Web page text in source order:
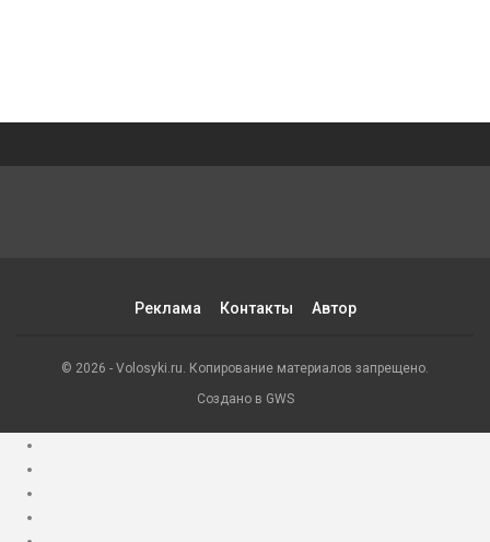
Реклама Контакты Автор
© 2026 - Volosyki.ru. Копирование материалов запрещено.
Создано в GWS